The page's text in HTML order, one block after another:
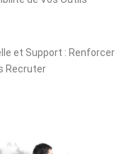
et Support : Renforcer
Recruter